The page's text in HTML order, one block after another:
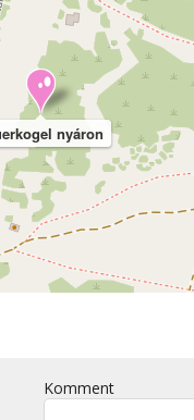
nyáron
Komment